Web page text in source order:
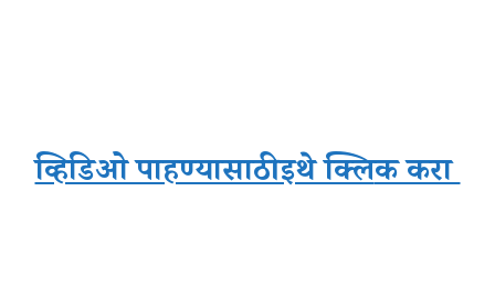
व्हिडिओ पाहण्यासाठी इथे क्लिक करा